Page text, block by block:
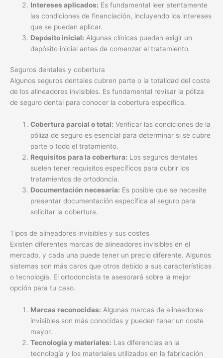
Intereses aplicados: Es fundamental leer atentamente
las condiciones de financiación, incluyendo los intereses
que se puedan aplicar.
Depósito inicial: Algunas clínicas pueden exigir un
depósito inicial antes de comenzar el tratamiento.
Seguros dentales y cobertura
Algunos seguros dentales cubren parte o la totalidad del coste
de los alineadores invisibles. Es fundamental revisar la póliza
de seguro dental para conocer la cobertura específica.
Cobertura parcial o total: Verificar las condiciones de la
póliza de seguro es esencial para determinar si se cubre
parte o todo el tratamiento.
Requisitos para la cobertura: Los seguros dentales
suelen tener requisitos específicos para cubrir los
tratamientos de ortodoncia.
Documentación necesaria: Es posible que se necesite
presentar documentación específica al seguro para
solicitar la cobertura.
Tipos de alineadores invisibles y sus costes
Existen diferentes marcas de alineadores invisibles en el
mercado, y cada una puede tener un precio diferente. Algunos
sistemas son más caros que otros debido a sus características
o tecnología. El ortodoncista te asesorará sobre la mejor
opción para tu caso.
Marcas reconocidas: Algunas marcas de alineadores
invisibles son más conocidas y pueden tener un coste
mayor.
Tecnología y materiales: Las diferencias en la
tecnología y los materiales utilizados en la fabricación